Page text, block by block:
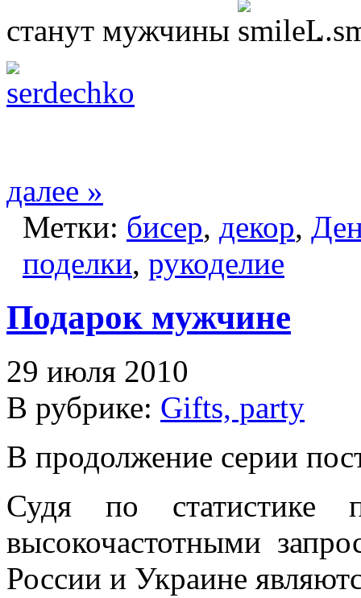
станут мужчины
.
далее »
Метки: бисер, декор,
поделки, рукоделие
Подарок мужчине
29 июля 2010
В рубрике: Gifts, party
В продолжение серии
Судя по статистике
высокочастотными
России и Украине